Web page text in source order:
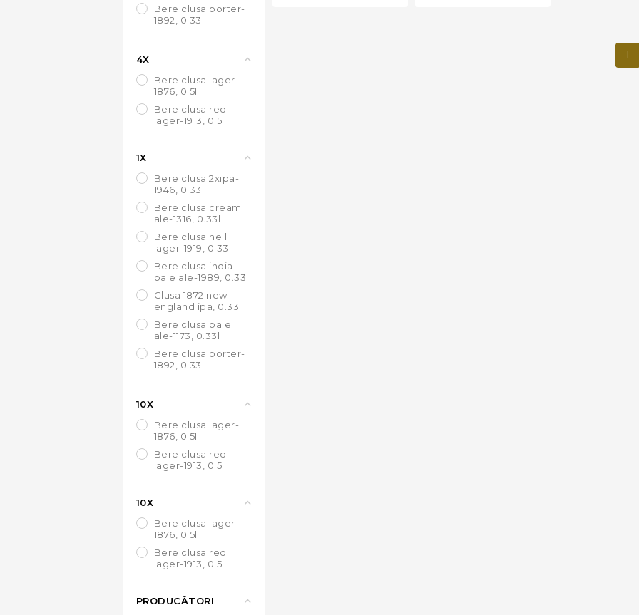
bere clusa porter-
1892, 0.33l
4X
bere clusa lager-
1876, 0.5l
bere clusa red
lager-1913, 0.5l
1X
bere clusa 2xipa-
1946, 0.33l
bere clusa cream
ale-1316, 0.33l
bere clusa hell
lager-1919, 0.33l
bere clusa india
pale ale-1989, 0.33l
clusa 1872 new
england ipa, 0.33l
bere clusa pale
ale-1173, 0.33l
bere clusa porter-
1892, 0.33l
10X
bere clusa lager-
1876, 0.5l
bere clusa red
lager-1913, 0.5l
10X
bere clusa lager-
1876, 0.5l
bere clusa red
lager-1913, 0.5l
PRODUCĂTORI
1